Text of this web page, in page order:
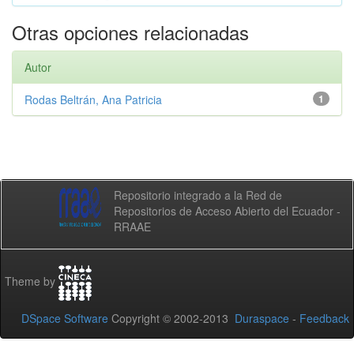
Otras opciones relacionadas
Autor
1
Rodas Beltrán, Ana Patricia
Repositorio integrado a la Red de
Repositorios de Acceso Abierto del Ecuador -
RRAAE
Theme by
DSpace Software Copyright © 2002-2013 Duraspace - Feedback